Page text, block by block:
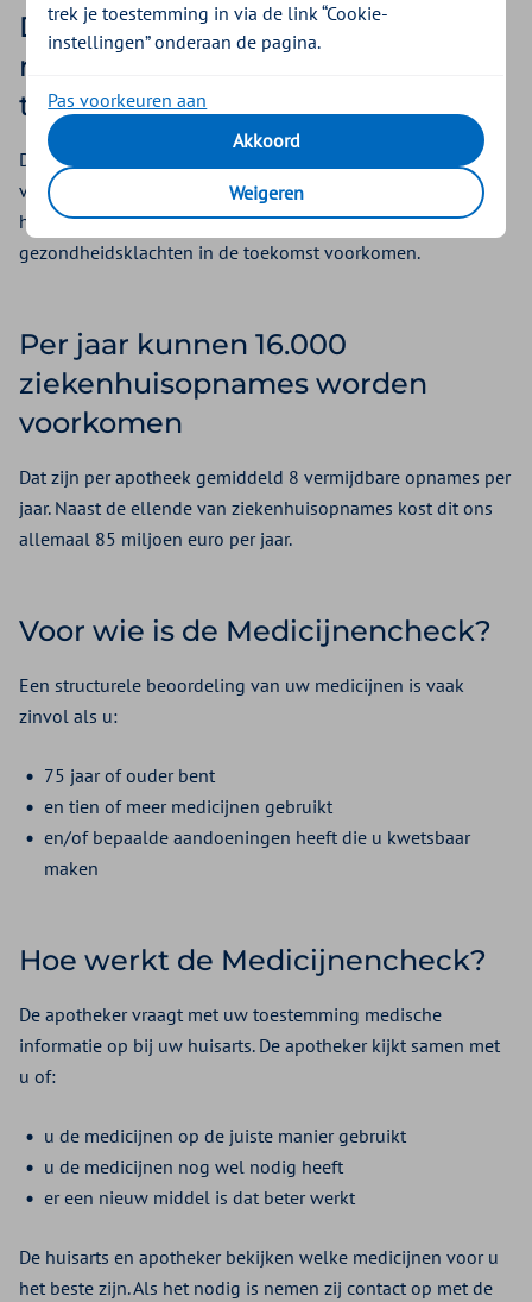
De Medicijnencheck is een
manier om de kwaliteit van zorg
te verbeteren
De apotheker kijkt samen met uw huisarts of de medicijnen
volgens de laatste richtlijnen gebruikt kunnen worden. Als
het nodig is passen zij de medicatie aan. Dit kan
gezondheidsklachten in de toekomst voorkomen.
Per jaar kunnen 16.000
ziekenhuisopnames worden
voorkomen
Dat zijn per apotheek gemiddeld 8 vermijdbare opnames per
jaar. Naast de ellende van ziekenhuisopnames kost dit ons
allemaal 85 miljoen euro per jaar.
Voor wie is de Medicijnencheck?
Een structurele beoordeling van uw medicijnen is vaak
zinvol als u:
75 jaar of ouder bent
en tien of meer medicijnen gebruikt
en/of bepaalde aandoeningen heeft die u kwetsbaar
maken
Hoe werkt de Medicijnencheck?
De apotheker vraagt met uw toestemming medische
informatie op bij uw huisarts. De apotheker kijkt samen met
u of:
u de medicijnen op de juiste manier gebruikt
u de medicijnen nog wel nodig heeft
er een nieuw middel is dat beter werkt
De huisarts en apotheker bekijken welke medicijnen voor u
het beste zijn. Als het nodig is nemen zij contact op met de
trek je toestemming in via de link “Cookie-
instellingen” onderaan de pagina.
Pas voorkeuren aan
Akkoord
Weigeren